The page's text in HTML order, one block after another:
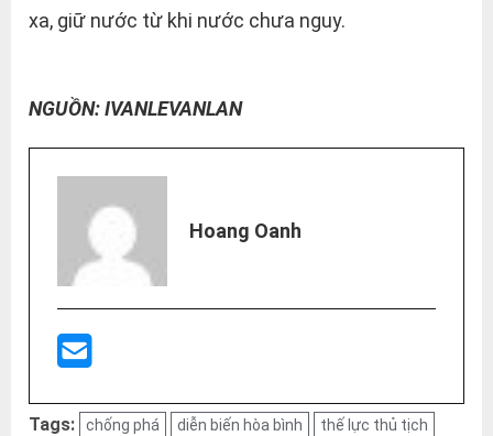
xa, giữ nước từ khi nước chưa nguy.
NGUỒN: IVANLEVANLAN
Hoang Oanh
Tags: chống phá diễn biến hòa bình
thế lực thủ tịch